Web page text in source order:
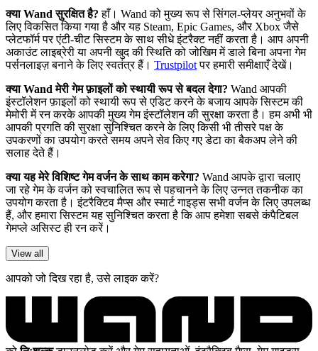
क्या Wand सुरक्षित है? हाँ। Wand को मुख्य रूप से सिंगल-प्लेयर अनुभवों के
लिए विकसित किया गया है और यह Steam, Epic Games, और Xbox जैसे
प्लेटफॉर्म पर एंटी-चीट सिस्टम के साथ सीधे इंटरैक्ट नहीं करता है। आप अपनी
अकाउंट लाइब्रेरी या अपनी खुद की स्थिति को जोखिम में डाले बिना अपना गेम
पर्सनलाइज़ बनाने के लिए स्वतंत्र हैं। Trustpilotपर हमारी समीक्षाएँ देखें।
क्या Wand मेरी गेम फ़ाइलों को स्थायी रूप से बदल देगा? Wand आपकी
इंस्टॉलेशन फ़ाइलों को स्थायी रूप से एडिट करने के बजाय आपके सिस्टम की
मेमोरी में रन करके आपकी मुख्य गेम इंस्टॉलेशन की सुरक्षा करता है। हम अभी भी
आपकी प्रगति की सुरक्षा सुनिश्चित करने के लिए किसी भी तीसरे पक्ष के
उपकरणों का उपयोग करते समय अपने सेव किए गए डेटा का बैकअप लेने की
सलाह देते हैं।
क्या यह मेरे विशिष्ट गेम वर्जन के साथ काम करेगा? Wand आपके द्वारा चलाए
जा रहे गेम के वर्जन को स्वचालित रूप से पहचानने के लिए उन्नत तकनीक का
उपयोग करता है। इंटरैक्टिव मैप्स और स्मार्ट गाइड्स सभी वर्जन के लिए उपलब्ध
हैं, और हमारा सिस्टम यह सुनिश्चित करता है कि आप हमेशा सबसे कंपैटिबल
गेमप्ले असिस्ट ही रन करें।
View all
आपको जो दिख रहा है, उसे लाइक करें?